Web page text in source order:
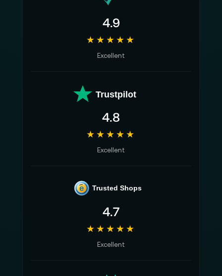
4.9
★★★★★
Excellent
Trustpilot
4.8
★★★★★
Excellent
e Trusted Shops
4.7
★★★★★
Excellent